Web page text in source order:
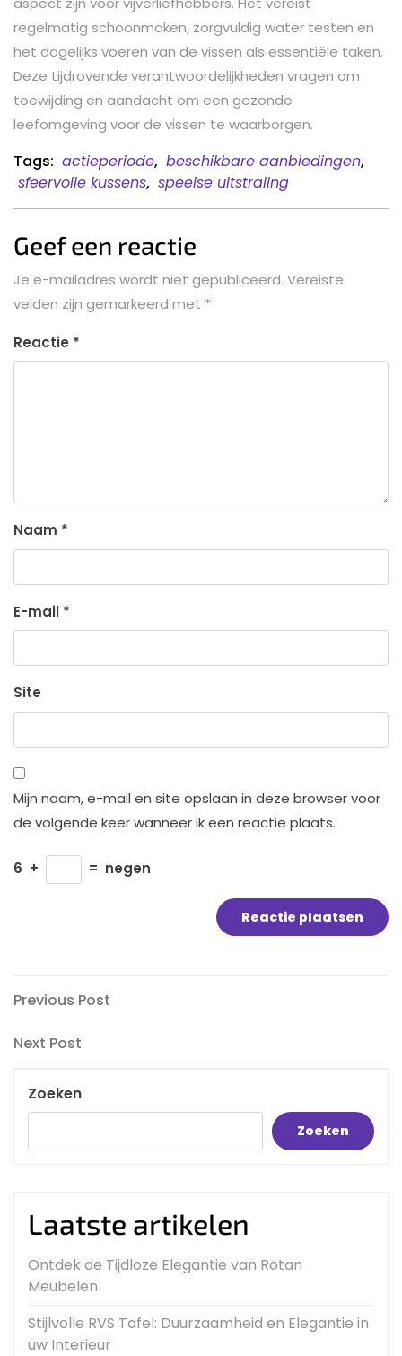
regelmatig schoonmaken, zorgvuldig water testen en
het dagelijks voeren van de vissen als essentiële taken.
Deze tijdrovende verantwoordelijkheden vragen om
toewijding en aandacht om een gezonde
leefomgeving voor de vissen te waarborgen.
Tags: actieperiode, beschikbare aanbiedingen,
sfeervolle kussens, speelse uitstraling
Geef een reactie
Je e-mailadres wordt niet gepubliceerd. Vereiste
velden zijn gemarkeerd met *
Reactie *
Naam *
E-mail *
Site
Mijn naam, e-mail en site opslaan in deze browser voor
de volgende keer wanneer ik een reactie plaats.
6 + = negen
Bericht
navigatie
Previous
Previous Post
Next
Next Post
Zoeken
Zoeken
Laatste artikelen
Ontdek de Tijdloze Elegantie van Rotan
Meubelen
Stijlvolle RVS Tafel: Duurzaamheid en Elegantie in
uw Interieur